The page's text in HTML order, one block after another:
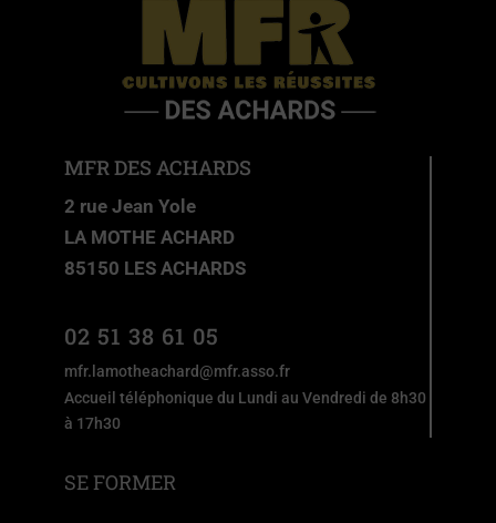
MFR DES ACHARDS
2 rue Jean Yole
LA MOTHE ACHARD
85150 LES ACHARDS
02 51 38 61 05
mfr.lamotheachard@mfr.asso.fr
Accueil téléphonique du Lundi au Vendredi de 8h30
à 17h30
SE FORMER